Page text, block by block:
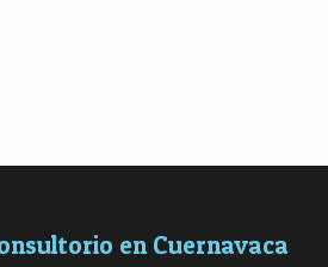
en Cuernavaca